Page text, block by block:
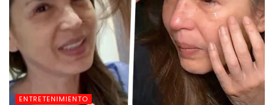
ENTRETENIMIENTO